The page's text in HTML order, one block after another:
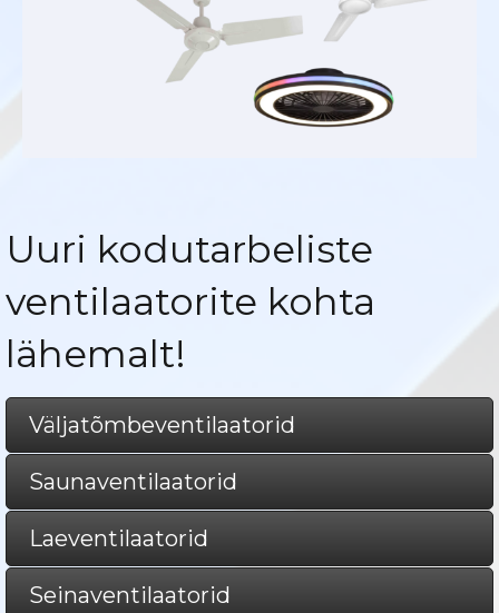
Uuri kodutarbeliste
ventilaatorite kohta
lähemalt!
Väljatõmbeventilaatorid
Saunaventilaatorid
Laeventilaatorid
Seinaventilaatorid